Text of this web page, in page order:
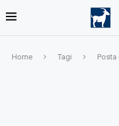
Home Tagi Posta